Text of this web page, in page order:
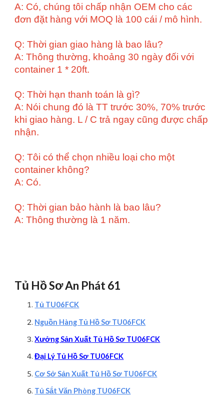
A: Có, chúng tôi chấp nhận OEM cho các
đơn đặt hàng với MOQ là 100 cái / mô hình.
Q: Thời gian giao hàng là bao lâu?
A: Thông thường, khoảng 30 ngày đối với
container 1 * 20ft.
Q: Thời hạn thanh toán là gì?
A: Nói chung đó là TT trước 30%, 70% trước
khi giao hàng. L / C trả ngay cũng được chấp
nhận.
Q: Tôi có thể chọn nhiều loại cho một
container không?
A: Có.
Q: Thời gian bảo hành là bao lâu?
A: Thông thường là 1 năm.
Tủ Hồ Sơ An Phát 61
Tủ TU06FCK
Nguồn Hàng Tủ Hồ Sơ TU06FCK
Xưởng Sản Xuất Tủ Hồ Sơ TU06FCK
Đại Lý Tủ Hồ Sơ TU06FCK
Cơ Sở Sản Xuất Tủ Hồ Sơ TU06FCK
Tủ Sắt Văn Phòng TU06FCK